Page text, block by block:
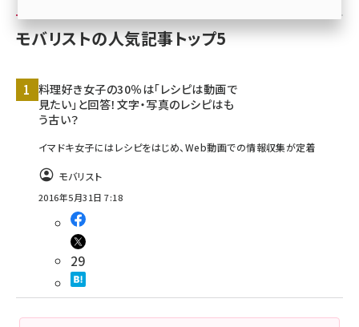
モバリストの人気記事トップ5
料理好き女子の30％は「レシピは動画で
見たい」と回答！文字・写真のレシピはも
う古い？
イマドキ女子にはレシピをはじめ、Web動画での情報収集が定着
モバリスト
2016年5月31日 7:18
29